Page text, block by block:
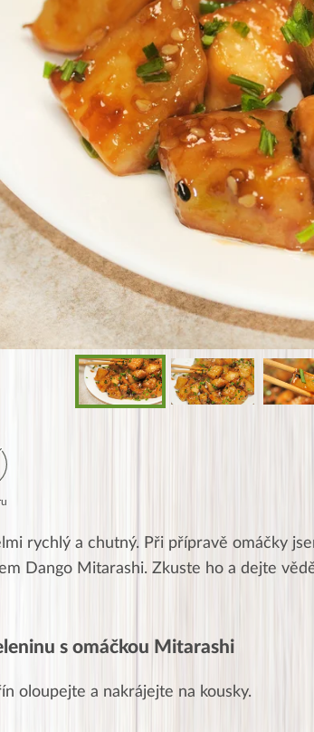
rychlý a chutný. Při přípravě omáčky
Dango Mitarashi. Zkuste ho a dejte
s omáčkou Mitarashi
oloupejte a nakrájejte na kousky.